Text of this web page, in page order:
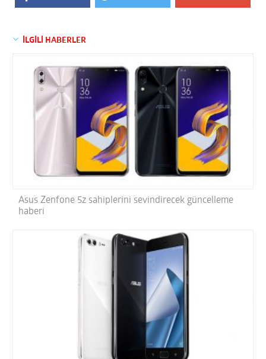
İLGİLİ HABERLER
Asus Zenfone 5z sahiplerini sevindirecek güncelleme
haberi